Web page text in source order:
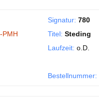
PMH
Signatur: 780
Titel: Steding
Laufzeit: o.D.
Bestellnummer: